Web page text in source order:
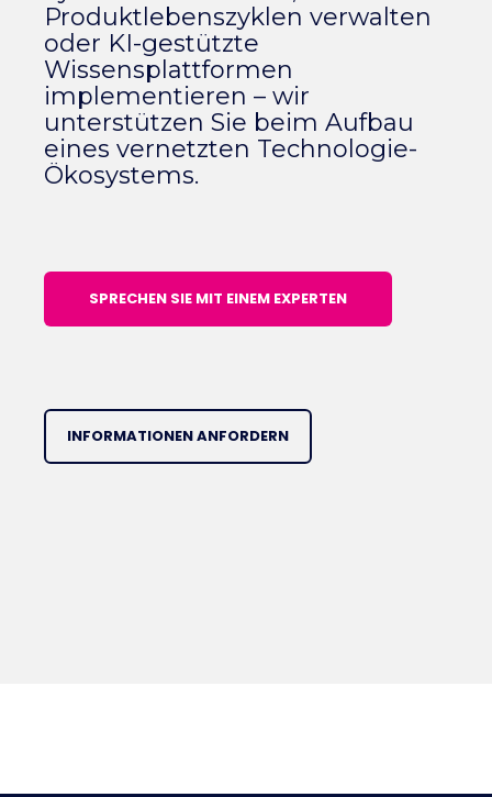
Produktlebenszyklen verwalten
oder KI-gestützte
Wissensplattformen
implementieren – wir
unterstützen Sie beim Aufbau
eines vernetzten Technologie-
Ökosystems.
SPRECHEN SIE MIT EINEM EXPERTEN
INFORMATIONEN ANFORDERN